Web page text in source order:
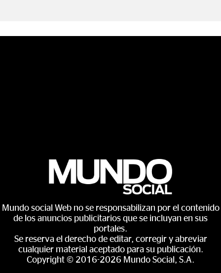
Mundo social Web no se responsabilizan por el contenido
de los anuncios publicitarios que se incluyan en sus
portales.
Se reserva el derecho de editar, corregir y abreviar
cualquier material aceptado para su publicación.
Copyright © 2016-2026 Mundo Social, S.A.